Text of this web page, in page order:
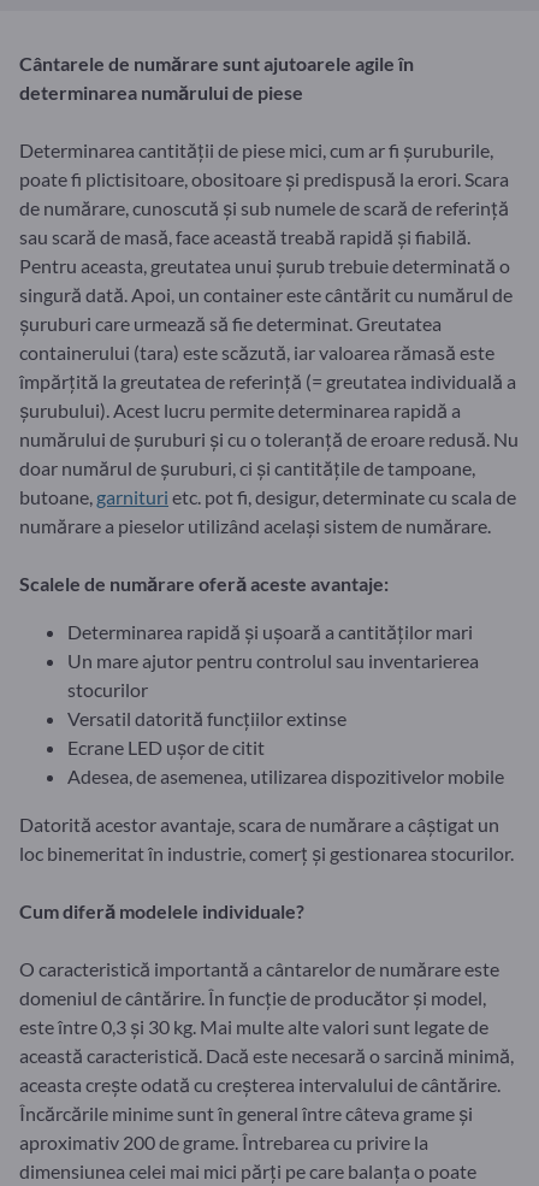
Cântarele de numărare sunt ajutoarele agile în
determinarea numărului de piese
Determinarea cantității de piese mici, cum ar fi șuruburile,
poate fi plictisitoare, obositoare și predispusă la erori. Scara
de numărare, cunoscută și sub numele de scară de referință
sau scară de masă, face această treabă rapidă și fiabilă.
Pentru aceasta, greutatea unui șurub trebuie determinată o
singură dată. Apoi, un container este cântărit cu numărul de
șuruburi care urmează să fie determinat. Greutatea
containerului (tara) este scăzută, iar valoarea rămasă este
împărțită la greutatea de referință (= greutatea individuală a
șurubului). Acest lucru permite determinarea rapidă a
numărului de șuruburi și cu o toleranță de eroare redusă. Nu
doar numărul de șuruburi, ci și cantitățile de tampoane,
butoane, garnituri etc. pot fi, desigur, determinate cu scala de
numărare a pieselor utilizând același sistem de numărare.
Scalele de numărare oferă aceste avantaje:
Determinarea rapidă și ușoară a cantităților mari
Un mare ajutor pentru controlul sau inventarierea
stocurilor
Versatil datorită funcțiilor extinse
Ecrane LED ușor de citit
Adesea, de asemenea, utilizarea dispozitivelor mobile
Datorită acestor avantaje, scara de numărare a câștigat un
loc binemeritat în industrie, comerț și gestionarea stocurilor.
Cum diferă modelele individuale?
O caracteristică importantă a cântarelor de numărare este
domeniul de cântărire. În funcție de producător și model,
este între 0,3 și 30 kg. Mai multe alte valori sunt legate de
această caracteristică. Dacă este necesară o sarcină minimă,
aceasta crește odată cu creșterea intervalului de cântărire.
Încărcările minime sunt în general între câteva grame și
aproximativ 200 de grame. Întrebarea cu privire la
dimensiunea celei mai mici părți pe care balanța o poate